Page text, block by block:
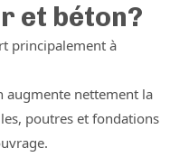
et béton?
principalement à
augmente nettement la
poutres et fondations